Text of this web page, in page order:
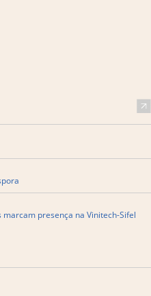
presença na Vinitech-Sifel